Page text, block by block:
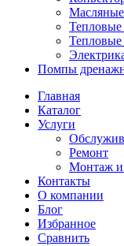
Тепловые
Тепловые
Помпы
Главная
Каталог
Услуги
Ремонт
Монтаж и
Контакты
О компании
Блог
Избранное
Сравнить